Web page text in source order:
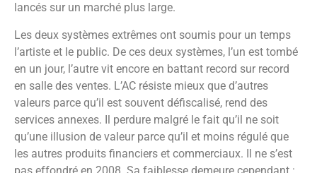
lancés sur un marché plus large.
Les deux systèmes extrêmes ont soumis pour un temps
l’artiste et le public. De ces deux systèmes, l’un est tombé
en un jour, l’autre vit encore en battant record sur record
en salle des ventes. L’AC résiste mieux que d’autres
valeurs parce qu’il est souvent défiscalisé, rend des
services annexes. Il perdure malgré le fait qu’il ne soit
qu’une illusion de valeur parce qu’il et moins régulé que
les autres produits financiers et commerciaux. Il ne s’est